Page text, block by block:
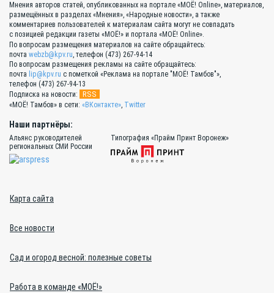
Мнения авторов статей, опубликованных на портале «МОЁ! Online», материалов,
размещённых в разделах «Мнения», «Народные новости», а также
комментариев пользователей к материалам сайта могут не совпадать
с позицией редакции газеты «МОЁ!» и портала «МОЁ! Online».
По вопросам размещения материалов на сайте обращайтесь:
почта webzb@kpv.ru, телефон (473) 267-94-14
По вопросам размещения рекламы на сайте обращайтесь:
почта lip@kpv.ru с пометкой «Реклама на портале "МОЁ! Тамбов"»,
телефон (473) 267-94-13
Подписка на новости:
RSS
«МОЁ! Тамбов» в сети: «ВКонтакте», Twitter
Наши партнёры:
Альянс руководителей
региональных СМИ России
Типография «Прайм Принт Воронеж»
Карта сайта
Все новости
Сад и огород весной: полезные советы
Работа в команде «МОЁ!»